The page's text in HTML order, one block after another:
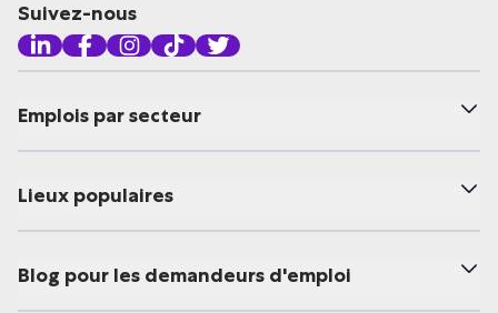
Suivez-nous
Emplois par secteur
Lieux populaires
Blog pour les demandeurs d'emploi